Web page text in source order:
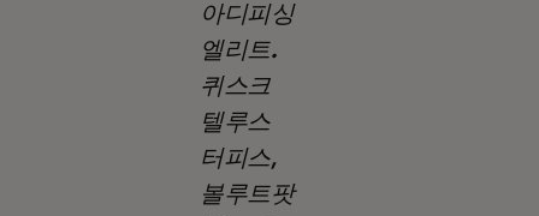
아디피싱
엘리트.
퀴스크
텔루스
터피스,
볼루트팟